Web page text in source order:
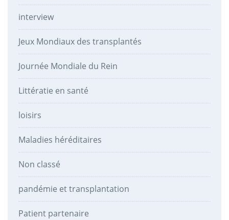
interview
Jeux Mondiaux des transplantés
Journée Mondiale du Rein
Littératie en santé
loisirs
Maladies héréditaires
Non classé
pandémie et transplantation
Patient partenaire